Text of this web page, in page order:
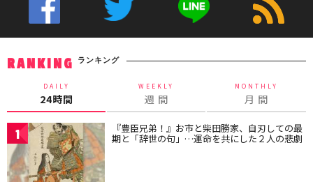
RANKING ランキング
DAILY
24時間
WEEKLY
週 間
MONTHLY
月 間
1 『豊臣兄弟！』お市と柴田勝家、自刃しての最
期と「辞世の句」…運命を共にした２人の悲劇